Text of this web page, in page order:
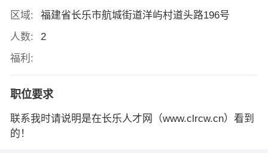
区域:
福建省长乐市航城街道洋屿村道头路196号
人数:
2
福利:
职位要求
联系我时请说明是在长乐人才网（www.clrcw.cn）看到
的！